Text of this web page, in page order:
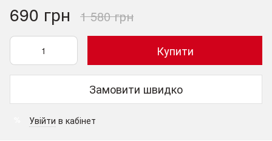
690 грн 1 580 грн
Купити
Замовити швидко
Увійти в кабінет